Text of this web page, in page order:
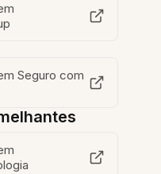
Seguro com